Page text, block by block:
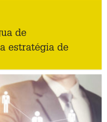
de
estratégia de